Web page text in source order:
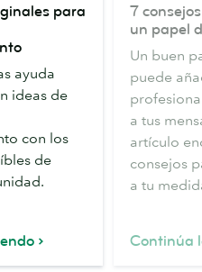
para
ayuda
ideas de
con los
de
consejos
para
diseñar
papel
carta
7
un papel
Un buen
puede
a tus
artículo
consejos
a tu
Continúa